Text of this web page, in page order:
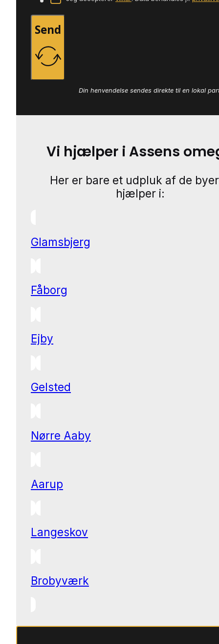
Send
Din henvendelse sendes direkte til en lokal
Vi hjælper i Assens
Her er bare et udpluk af de
hjælper i:
Glamsbjerg
Fåborg
Ejby
Gelsted
Nørre Aaby
Aarup
Langeskov
Brobyværk